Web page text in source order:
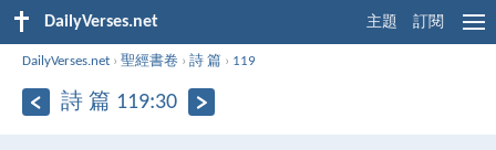
DailyVerses.net 主題 訂閱
DailyVerses.net ›聖經書卷 ›詩 篇 › 119
詩 篇 119:30